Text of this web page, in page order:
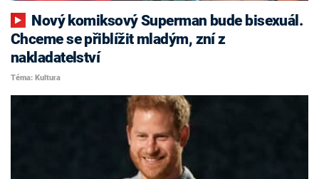
Chceme se přiblížit mladým, zní z
nakladatelství
Téma: Kultura